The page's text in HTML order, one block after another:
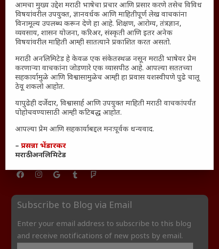
साक्षीदार
₹370 ची बिर्याणी” आणि हरवत चाललेली संवेदनशीलता : आजच्या
तरुणांच्या मनात नेमकं काय चाललंय?
यश आणि आत्मविश्वास: स्वप्नांना वास्तवात बदलण्याची शक्ती
महाराष्ट्रातील बदलत्या हवामानाचा शेतीवर वाढता परिणाम:
शेतकऱ्यांसमोरील नवीन आव्हाने आणि संधी
महाराष्ट्र आणि संपूर्ण भारतातील शेतकऱ्यांना मान्सूनचे महत्त्व
‘कॉकरोच जनता पार्टी’ची वेबसाईट अचानक डाउन; सोशल
मीडियावर चर्चांना उधाण
सार्वजनिक नोंद: पेमेंट डिफॉल्ट प्रकरण – Kris Ankem [FFME]
आहे?
Subscribe to Blog via Email
Enter your email address to subscribe to this blog
and receive notifications of new posts by email.
आमचा मुख्य उद्देश मराठी भाषेचा प्रचार आणि प्रसार करणे तसेच विविध
विषयांवरील उपयुक्त, ज्ञानवर्धक आणि माहितीपूर्ण लेख वाचकांना
विनामूल्य उपलब्ध करून देणे हा आहे. शिक्षण, आरोग्य, तंत्रज्ञान,
व्यवसाय, शासन योजना, करिअर, संस्कृती आणि इतर अनेक
विषयांवरील माहिती आम्ही सातत्याने प्रकाशित करत असतो.
मराठी अनलिमिटेड हे केवळ एक संकेतस्थळ नसून मराठी भाषेवर प्रेम
करणाऱ्या वाचकांना जोडणारे एक व्यासपीठ आहे. आपल्या सततच्या
सहकार्यामुळे आणि विश्वासामुळेच आम्ही हा प्रवास यशस्वीपणे पुढे चालू
ठेवू शकलो आहोत.
यापुढेही दर्जेदार, विश्वासार्ह आणि उपयुक्त माहिती मराठी वाचकांपर्यंत
पोहोचवण्यासाठी आम्ही कटिबद्ध आहोत.
आपल्या प्रेम आणि सहकार्याबद्दल मनःपूर्वक धन्यवाद.
–प्रसन्ना भेंडारकर
मराठी अनलिमिटेड